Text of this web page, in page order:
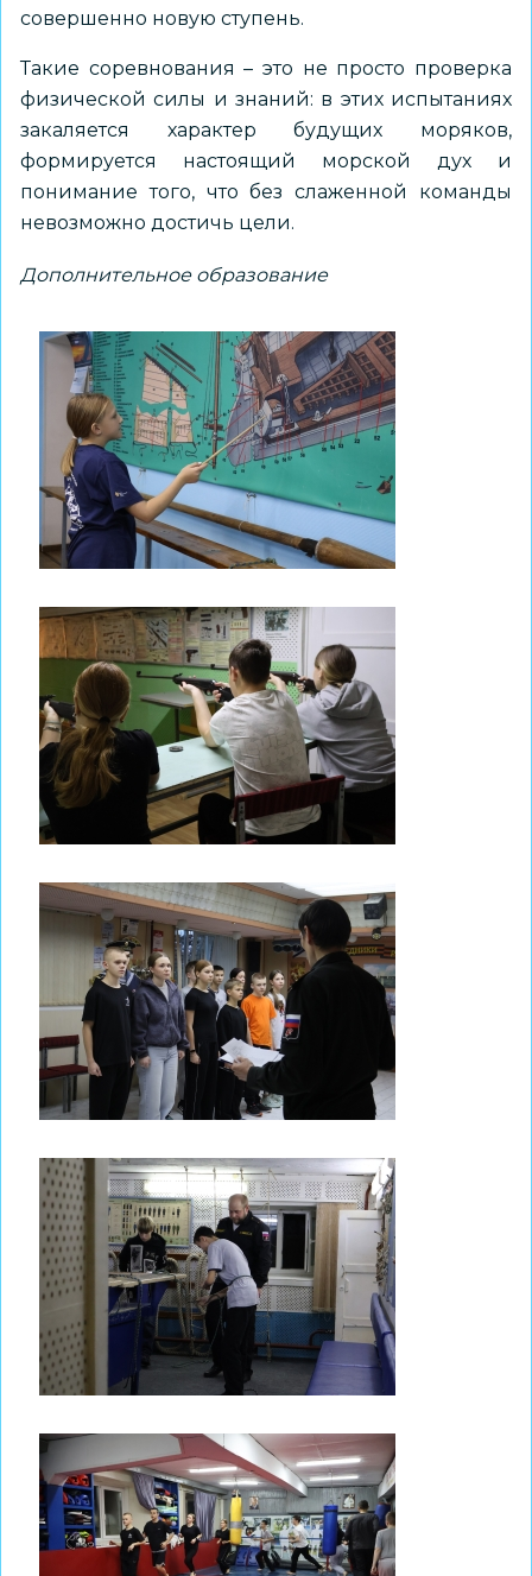
совершенно новую ступень.
Такие соревнования – это не просто проверка
физической силы и знаний: в этих испытаниях
закаляется характер будущих моряков,
формируется настоящий морской дух и
понимание того, что без слаженной команды
невозможно достичь цели.
Дополнительное образование